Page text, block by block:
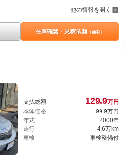
他の情報を開く
在庫確認・見積依頼（無料）
支払総額 129.9万円
本体価格
99.9万円
年式
2000年
走行
4.6万km
車検
車検整備付